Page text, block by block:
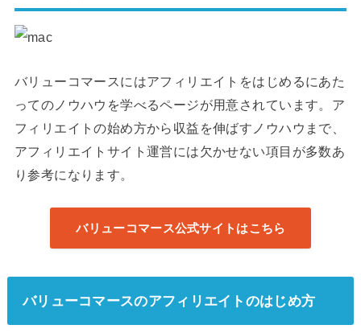
バリューコマースにはアフィリエイトをはじめるにあた
ってのノウハウを学べるページが用意されています。ア
フィリエイトの始め方から収益を伸ばすノウハウまで、
アフィリエイトサイト運営には欠かせない項目が多数あ
り参考になります。
バリューコマース公式サイトはこちら
バリューコマースのアフィリエイトのはじめ方